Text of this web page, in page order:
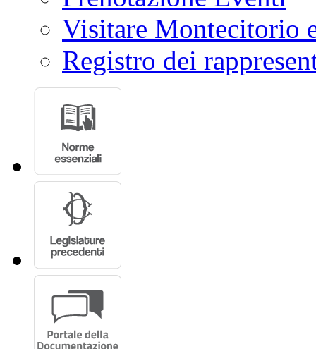
Visitare Montecitorio
Registro dei